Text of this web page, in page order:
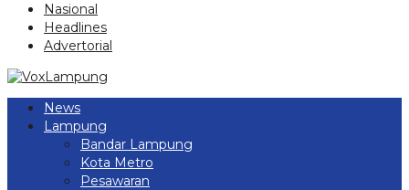
Nasional
Headlines
Advertorial
News
Lampung
Bandar Lampung
Kota Metro
Pesawaran